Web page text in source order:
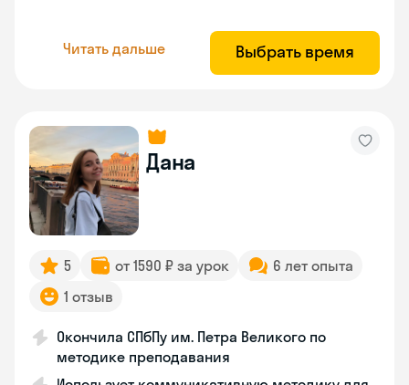
Читать дальше Выбрать время
Дана
5 от 1590 ₽ за урок
6 лет опыта
1 отзыв
Окончила СПбПу им. Петра Великого по
методике преподавания